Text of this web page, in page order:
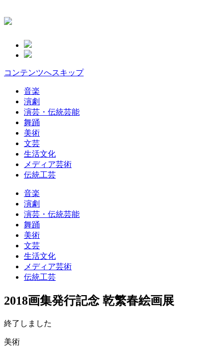
コンテンツへスキップ
音楽
演劇
演芸・伝統芸能
舞踊
美術
文芸
生活文化
メディア芸術
伝統工芸
音楽
演劇
演芸・伝統芸能
舞踊
美術
文芸
生活文化
メディア芸術
伝統工芸
2018画集発行記念 乾繁春絵画展
終了しました
美術